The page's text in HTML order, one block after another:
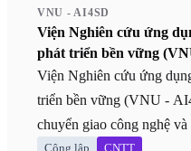
VNU - AI4SD
Viện Nghiên cứu ứng
phát triển bền vững
Viện Nghiên cứu ứng
triển bền vững (VNU -
chuyển giao công nghệ